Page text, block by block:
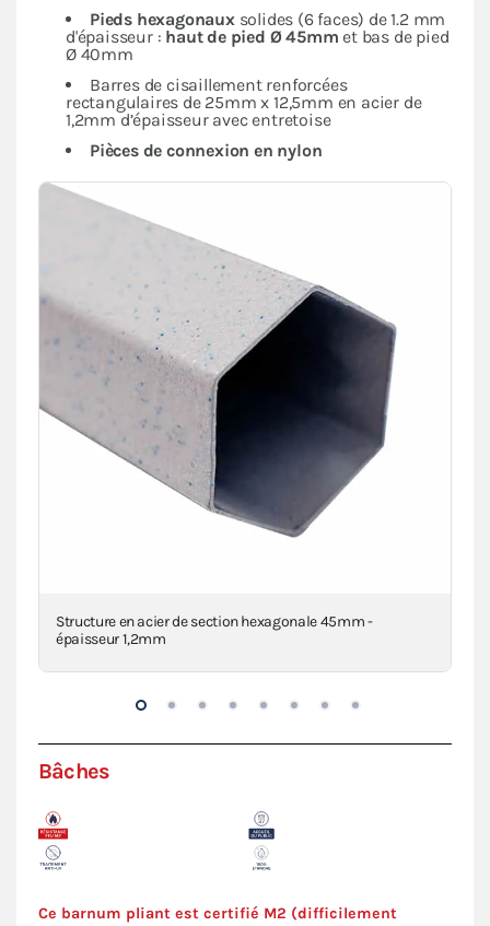
Pieds hexagonauxsolides (6 faces) de 1.2 mm
d'épaisseur : haut de pied Ø 45mm et bas de pied
Ø 40mm
Barres de cisaillement renforcées
rectangulaires de 25mm x 12,5mm en acier de
1,2mm d’épaisseur avec entretoise
Pièces de connexion en nylon
Structure en acier de section hexagonale 45mm -
épaisseur 1,2mm
Bâches
Ce barnum pliant est certifié M2 (difficilement